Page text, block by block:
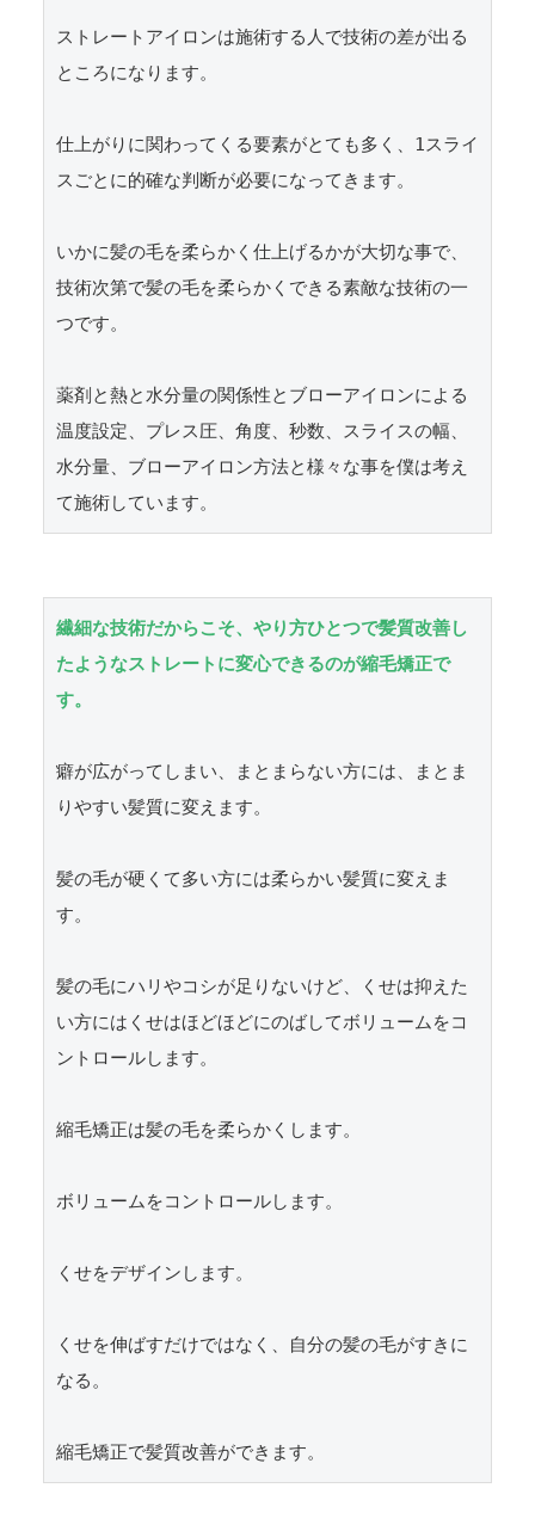
ストレートアイロンは施術する人で技術の差が出る
ところになります。
仕上がりに関わってくる要素がとても多く、1スライ
スごとに的確な判断が必要になってきます。
いかに髪の毛を柔らかく仕上げるかが大切な事で、
技術次第で髪の毛を柔らかくできる素敵な技術の一
つです。
薬剤と熱と水分量の関係性とブローアイロンによる
温度設定、プレス圧、角度、秒数、スライスの幅、
水分量、ブローアイロン方法と様々な事を僕は考え
繊細な技術だからこそ、やり方ひとつで髪質改善し
たようなストレートに変心できるのが縮毛矯正で
す。
癖が広がってしまい、まとまらない方には、まとま
りやすい髪質に変えます。
髪の毛が硬くて多い方には柔らかい髪質に変えま
す。
髪の毛にハリやコシが足りないけど、くせは抑えた
い方にはくせはほどほどにのばしてボリュームをコ
ントロールします。
縮毛矯正は髪の毛を柔らかくします。
ボリュームをコントロールします。
くせをデザインします。
くせを伸ばすだけではなく、自分の髪の毛がすきに
なる。